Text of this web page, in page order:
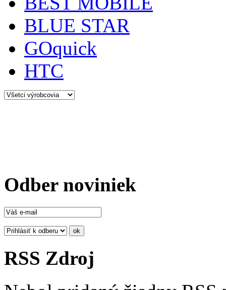
BLUE STAR
GOquick
HTC
Odber noviniek
RSS Zdroj